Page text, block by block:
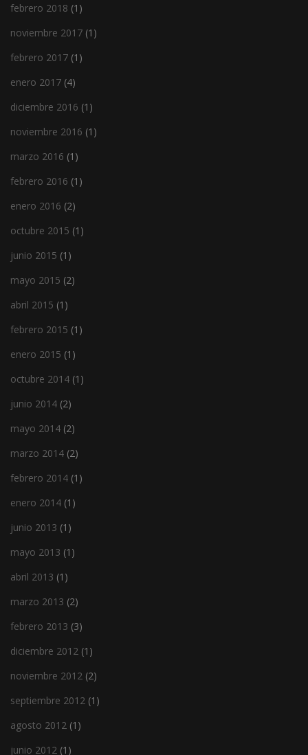
febrero 2018 (1)
noviembre 2017 (1)
febrero 2017 (1)
enero 2017 (4)
diciembre 2016 (1)
noviembre 2016 (1)
marzo 2016 (1)
febrero 2016 (1)
enero 2016 (2)
octubre 2015 (1)
junio 2015 (1)
mayo 2015 (2)
abril 2015 (1)
febrero 2015 (1)
enero 2015 (1)
octubre 2014 (1)
junio 2014 (2)
mayo 2014 (2)
marzo 2014 (2)
febrero 2014 (1)
enero 2014 (1)
junio 2013 (1)
mayo 2013 (1)
abril 2013 (1)
marzo 2013 (2)
febrero 2013 (3)
diciembre 2012 (1)
noviembre 2012 (2)
septiembre 2012 (1)
agosto 2012 (1)
junio 2012 (1)